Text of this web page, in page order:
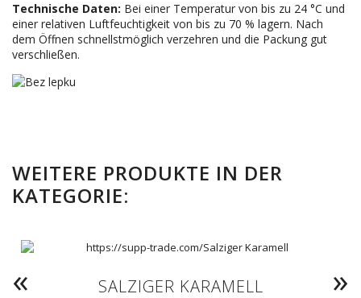
Technische Daten: Bei einer Temperatur von bis zu 24 °C und
einer relativen Luftfeuchtigkeit von bis zu 70 % lagern. Nach
dem Öffnen schnellstmöglich verzehren und die Packung gut
verschließen.
WEITERE PRODUKTE IN DER
KATEGORIE:
SALZIGER KARAMELL